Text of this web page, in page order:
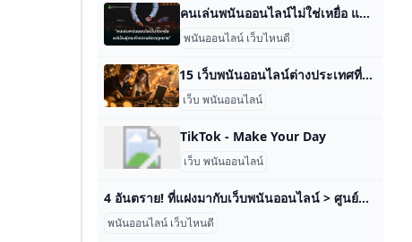
คนเล่นพนันออนไลน์ไม่ใช่เหยื่อ แต่เป็นผู้กระทำความผิดกฎหมาย! - สำนักงานกิจการยุติธรรม สื่อเสียงความรู้กฎหมายและกระบวนการยุติธรรม (Podcast) หมวดความรู้เรื่อง อาชญากรรมทางเทคโนโลยี กับ รายการ 18 มงกุฎออนไลน์ โดย นที แววจะโปะ เว็บพนันจะพยายามชักชวนให้เหยื่อเข้าไปเล่นให้มากที่สุด ทั้งแจกเครดิตฟรี ทั้งให้เงินเพื่อทดลองเล่น ในช่วงแรกจะเล่นได้มากกว่าเสีย ทำให้เหยื่อคิดว่า มีโอกาสทำกำไรจากเว็บพนันได้ เมื่อเหยื่อติดกับจะลงเงินสูงขึ้น จากนั้นจะเริ่มเสียมากกว่าได้ เพราะเป็นไปตามโปรแกรมคอมพิวเตอร์ที่วางไว้นั่นเอง กรณีที่ กลโกงที่บอกว่า รับเล่นการพนันให้เพราะมีสูตรเด็ด ก็จะจ่ายผลตอบแทนให้ในช่วงแรก พอเริ่มลงเงินสูงขึ้น ก็จะเชิดเงินเราไปทันที มีพวกหน้าม้ามาโพสโชว์ว่าเล่นจริง ได้จริง มีสลิปการโอนเข้าบัญชีของตัวเองจริง ทำให้เหยื่อหลงเชื่อ ลงทุนหลักร้อย ได้คืนหลักพัน เพียงแค่สมัครสมาชิกก็ได้ทันที วิธีป้องกัน – วิธีที่ 1 ต้องรู้ทันว่า การพนันออนไลน์ เป็นระบบที่ทำอยู่บนระบบคอมพิวเตอร์ ซึ่งสามารถตั้งโปรแกรมให้แพ้ ให้ชนะ ได้ตามใจ ผู้พัฒนาระบบ – วิธีที่ 2 การพนัน เล่นกับอารมณ์และความรู้สึก ทำให้รู้สึกลุ้น และ จมอยู่ไปกับมัน สิ่งที่ดีที่สุดคือการไม่เข้าไปยุ่งและเล่นมันตั้งแต่แรกชื่อกลโกง – วิธีที่ 3 ไม่หลงเชื่อกดลิงก์ที่แนบมาตามโพสหรือข้อความต่างๆ เพราะอาจโดนแฮกข้อมูลส่วนตัวไปทั้งหมด – วิธีที่ 4 ไม่หวังรวยทางลัด เพราะคิกว่าได้มาโดยง่าย จะไม่เจ็บตัว – วิธีที่ 5 อย่าหลงเชื่อ โฆษณาจากเว็บพนันออนไลน์ ว่าจะได้จริง หากพบเบาะแสสามารถแจ้งเข้ามาที่ศูนย์รับเรื่องร้องเรียนของกระทรวงดิจิทัลฯ DES ได้ที่สายด่วน 1212 ตลอด 24 ชั่วโมง หรือ เพจอาสาจับตาออนไลน์ หรือตำรวจไซเบอร์ บช.
พนันออนไลน์ เว็บไหนดี
15 เว็บพนันออนไลน์ต่างประเทศที่ดีที่สุดในปี 2024 แนะนำ 15 เว็บพนันออนไลน์ต่างประเทศที่ดีที่สุดในปี 2024 ซึ่งให้บริการแทงบอลออนไลน์ที่น่าไว้วางใจที่สุด NewsBTC 9 months ago 5 mins read BK8: แพลตฟอร์มเดิมพันออนไลน์จากต่างประเทศที่ครบครัน ในปี 2024 UEA8: ลงทุนในคาสิโนจากต่างประเทศโดยตรง ไม่ต้องผ่านตัวแทน We88: อันดับหนึ่งเว็บเดิมพันออนไลน์ในไทย ไม่ผ่านตัวกลาง Me88: โหวตว่าเป็นเว็บพนันที่ดีที่สุดจากต่างประเทศบน Pantip ในปี 2024 Siam212: เดิมพันออนไลน์โดยตรงไม่ผ่านเอเย่นต์ ความน่าเชื่อถือ 100% IB8: เว็บพนันต่างประเทศ การฝากถอนไม่จำกัดขั้นต่ำ 1xBet: คาสิโนสล็อตจากต่างประเทศ สนับสนุนการใช้งานบนมือถือ EUbet: เริ่มต้นเดิมพันออนไลน์ต่างประเทศด้วยเงินขั้นต่ำเพียง 1 บาท 77Bet: เว็บแทงบอลที่มีโบนัสมากกว่า 2,000 เท่า ครบวงจร Huc99: เว็บคาสิโนที่มีการจ่ายเงินจริง มาตรฐานโลก 100% Aw8: เว็บพนันคาสิโนและแทงบอล ระบบฝากถอนรวดเร็วเพียง 30 วินาที Siam855: อันดับหนึ่งของเว็บคาสิโนออนไลน์ระดับโลก มาตรฐานสากล iVip9: เว็บพนันออนไลน์ถูกต้องตามกฎหมาย โบนัสสูงถึง 1,000 เท่า Yes8: เว็บพนันจากต่างประเทศที่ได้รับการชื่นชมมากที่สุดในปี 2024 22Fun: เว็บพนันต่างประเทศพร้อมบริการ 24 ชม. #1.
เว็บ พนันออนไลน์
TikTok - Make Your Day
เว็บ พนันออนไลน์
4 อันตราย! ที่แฝงมากับเว็บพนันออนไลน์ > ศูนย์ต่อต้านข่าวปลอม ประเทศไทย ศูนย์ต่อต้านข่าวปลอม ตรวจสอบ/ยืนยัน 4 อันตราย! ที่แฝงมากับเว็บพนันออนไลน์ –> อ่านรายละเอียดได้ที่นี่
พนันออนไลน์ เว็บไหนดี